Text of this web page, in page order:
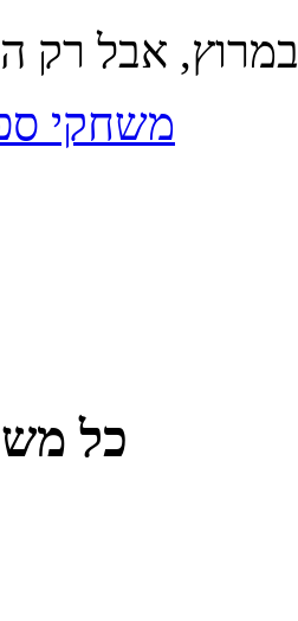
משחקי
כל